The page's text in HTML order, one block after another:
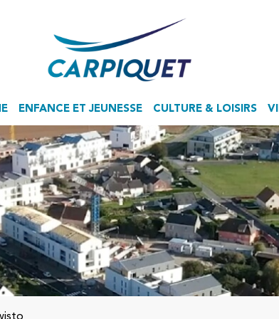
ENFANCE ET JEUNESSE CULTURE & LOISIRS